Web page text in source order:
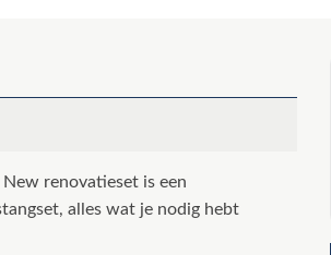
renovatieset is een
alles wat je nodig hebt